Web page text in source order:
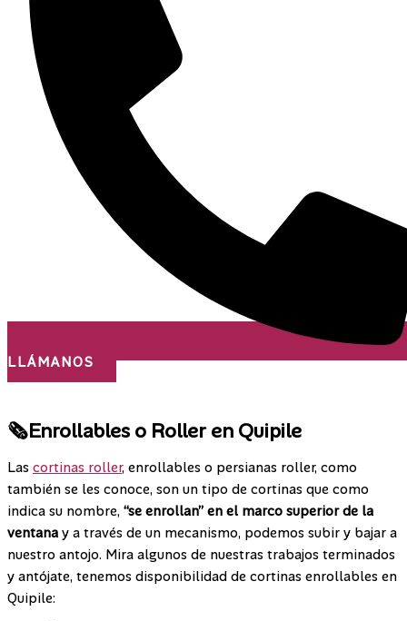
LLÁMANOS
🗞️Enrollables o Roller en Quipile
Las cortinas roller, enrollables o persianas roller, como
también se les conoce, son un tipo de cortinas que como
indica su nombre, “se enrollan” en el marco superior de la
ventana y a través de un mecanismo, podemos subir y bajar a
nuestro antojo. Mira algunos de nuestras trabajos terminados
y antójate, tenemos disponibilidad de cortinas enrollables en
Quipile: